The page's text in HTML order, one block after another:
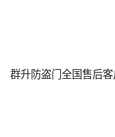
群升防盗门全国售后